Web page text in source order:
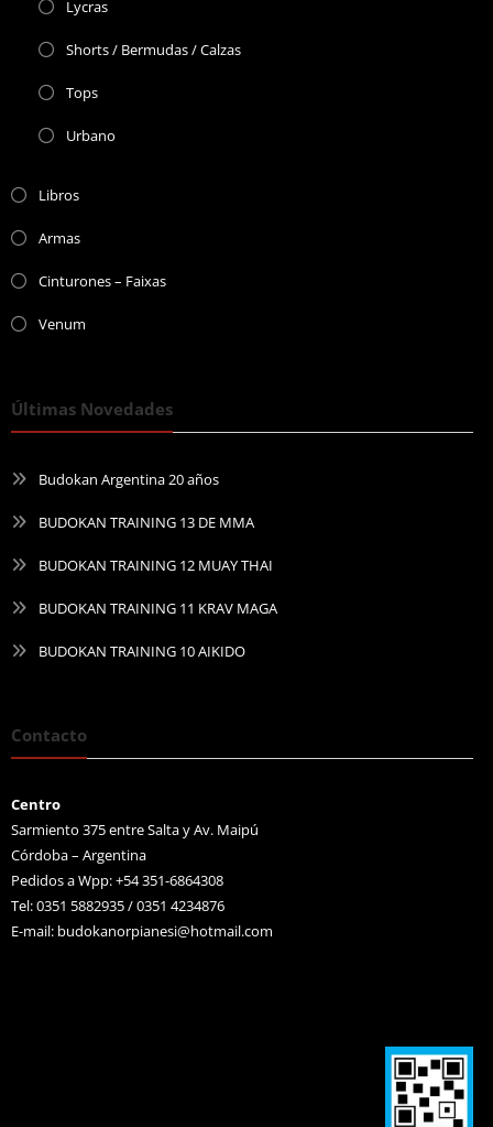
Lycras
Shorts / Bermudas / Calzas
Tops
Urbano
Libros
Armas
Cinturones – Faixas
Venum
Últimas Novedades
Budokan Argentina 20 años
BUDOKAN TRAINING 13 DE MMA
BUDOKAN TRAINING 12 MUAY THAI
BUDOKAN TRAINING 11 KRAV MAGA
BUDOKAN TRAINING 10 AIKIDO
Contacto
Centro
Sarmiento 375 entre Salta y Av. Maipú
Córdoba – Argentina
Pedidos a Wpp: +54 351-6864308
Tel: 0351 5882935 / 0351 4234876
E-mail: budokanorpianesi@hotmail.com